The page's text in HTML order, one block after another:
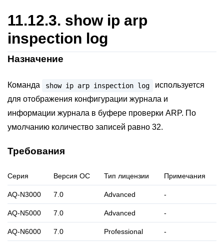
11.12.3. show ip arp
inspection log
Назначение
Команда show ip arp inspection log
используется
для отображения конфигурации журнала и
информации журнала в буфере проверки ARP. По
умолчанию количество записей равно 32.
Требования
Серия Версия ОС Тип лицензии Примечания
AQ-N3000 7.0 Advanced -
AQ-N5000 7.0 Advanced -
AQ-N6000 7.0 Professional -